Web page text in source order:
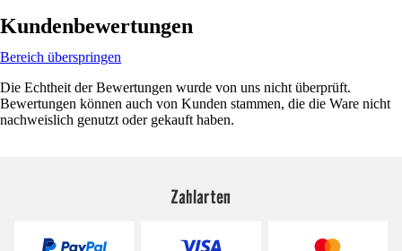
Kundenbewertungen
Bereich überspringen
Die Echtheit der Bewertungen wurde von uns nicht überprüft.
Bewertungen können auch von Kunden stammen, die die Ware nicht
nachweislich genutzt oder gekauft haben.
Zahlarten